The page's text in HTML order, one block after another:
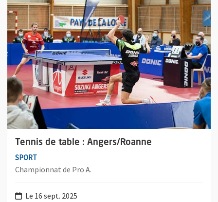
Tennis de table : Angers/Roanne
SPORT
Championnat de Pro A.
Le 16 sept. 2025